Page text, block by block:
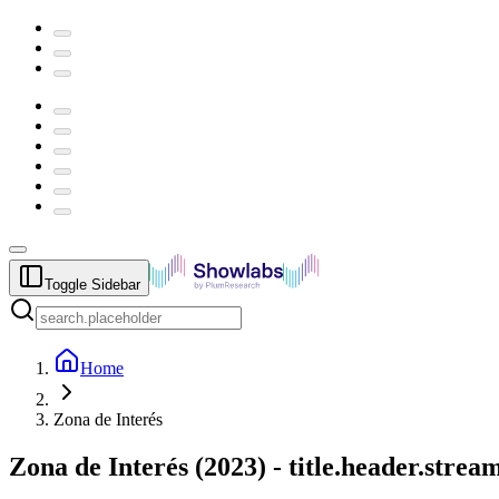
Toggle Sidebar
Home
Zona de Interés
Zona de Interés (2023) -